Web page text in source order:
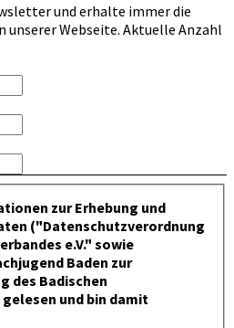
und erhalte immer die
Webseite. Aktuelle Anzahl
zur Erhebung und
("Datenschutzverordnung
e.V." sowie
Baden zur
des Badischen
gelesen und bin damit